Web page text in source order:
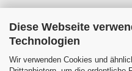
Diese Webseite
Technologien
Wir verwenden Cookies und